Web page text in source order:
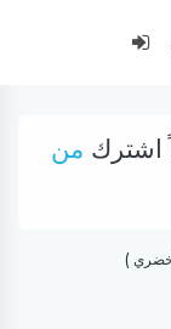
اشترك من
)